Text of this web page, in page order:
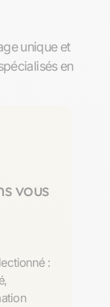
unique et
en
vous
: